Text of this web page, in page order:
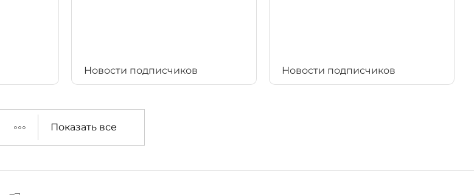
Новости подписчиков Новости подписчиков
Показать все